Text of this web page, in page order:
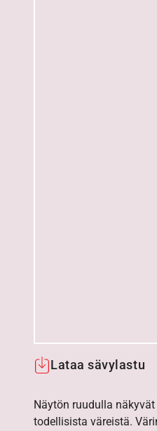
Lataa sävylastu
Näytön ruudulla
todellisista väreistä.